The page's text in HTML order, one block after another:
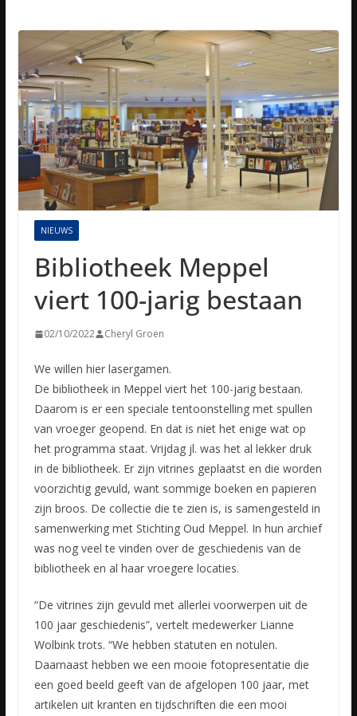
NIEUWS
Bibliotheek Meppel
viert 100-jarig bestaan
02/10/2022 Cheryl Groen
We willen hier lasergamen.
De bibliotheek in Meppel viert het 100-jarig bestaan.
Daarom is er een speciale tentoonstelling met spullen
van vroeger geopend. En dat is niet het enige wat op
het programma staat. Vrijdag jl. was het al lekker druk
in de bibliotheek. Er zijn vitrines geplaatst en die worden
voorzichtig gevuld, want sommige boeken en papieren
zijn broos. De collectie die te zien is, is samengesteld in
samenwerking met Stichting Oud Meppel. In hun archief
was nog veel te vinden over de geschiedenis van de
bibliotheek en al haar vroegere locaties.
“De vitrines zijn gevuld met allerlei voorwerpen uit de
100 jaar geschiedenis”, vertelt medewerker Lianne
Wolbink trots. “We hebben statuten en notulen.
Daarnaast hebben we een mooie fotopresentatie die
een goed beeld geeft van de afgelopen 100 jaar, met
artikelen uit kranten en tijdschriften die een mooi